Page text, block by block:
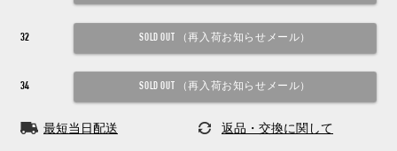
32
34
最短当日配送 返品・交換に関して